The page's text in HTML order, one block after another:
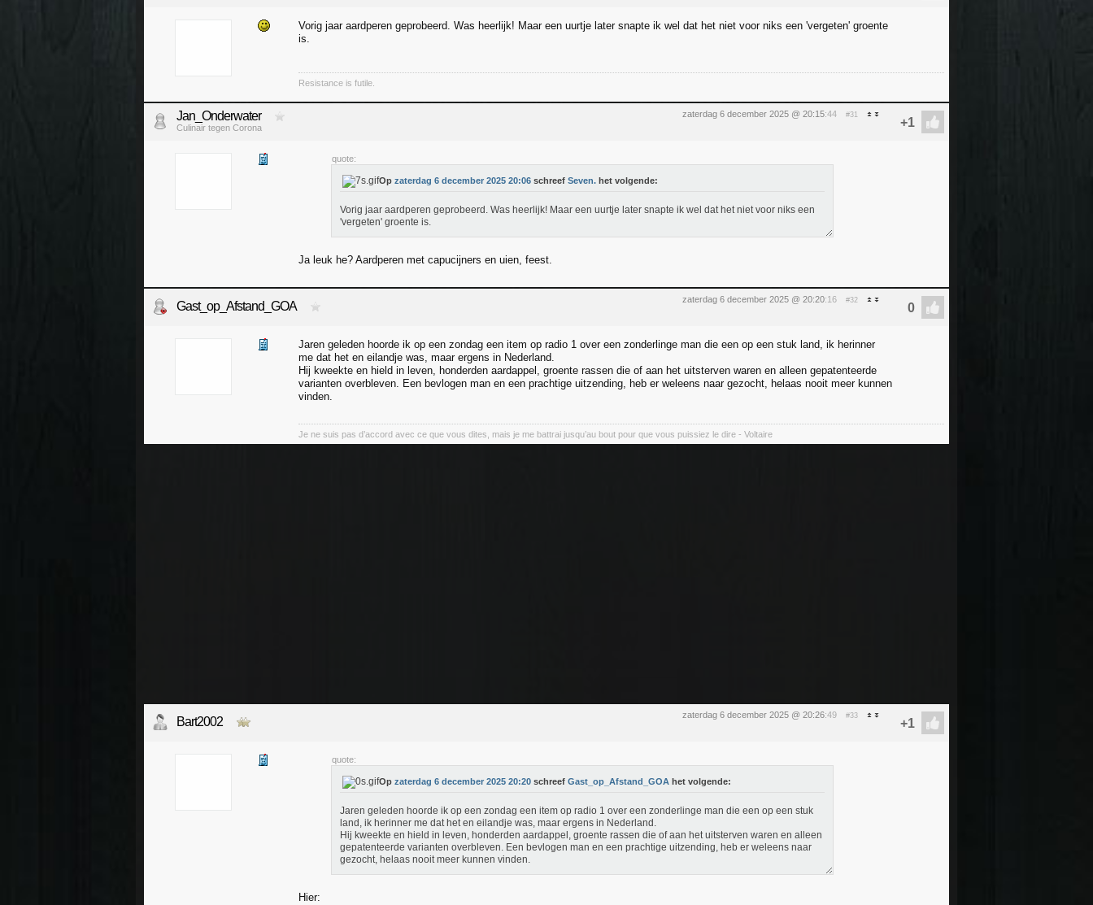
Vorig jaar aardperen geprobeerd. Was heerlijk! Maar een uurtje later snapte ik wel dat het niet voor niks een 'vergeten' groente
is.
Resistance is futile.
zaterdag 6 december 2025 @ 20:15:44 #31
Jan_Onderwater
Culinair tegen Corona
quote:
Op zaterdag 6 december 2025 20:06 schreef Seven. het volgende:
Vorig jaar aardperen geprobeerd. Was heerlijk! Maar een uurtje later snapte ik wel dat het niet voor niks een
'vergeten' groente is.
Ja leuk he? Aardperen met capucijners en uien, feest.
zaterdag 6 december 2025 @ 20:20:16 #32
Gast_op_Afstand_GOA
Jaren geleden hoorde ik op een zondag een item op radio 1 over een zonderlinge man die een op een stuk land, ik herinner
me dat het en eilandje was, maar ergens in Nederland.
Hij kweekte en hield in leven, honderden aardappel, groente rassen die of aan het uitsterven waren en alleen gepatenteerde
varianten overbleven. Een bevlogen man en een prachtige uitzending, heb er weleens naar gezocht, helaas nooit meer kunnen
vinden.
Je ne suis pas d’accord avec ce que vous dites, mais je me battrai jusqu’au bout pour que vous puissiez le dire - Voltaire
zaterdag 6 december 2025 @ 20:26:49 #33
Bart2002
quote:
Op zaterdag 6 december 2025 20:20 schreef Gast_op_Afstand_GOA het volgende:
Jaren geleden hoorde ik op een zondag een item op radio 1 over een zonderlinge man die een op een stuk
land, ik herinner me dat het en eilandje was, maar ergens in Nederland.
Hij kweekte en hield in leven, honderden aardappel, groente rassen die of aan het uitsterven waren en alleen
gepatenteerde varianten overbleven. Een bevlogen man en een prachtige uitzending, heb er weleens naar
gezocht, helaas nooit meer kunnen vinden.
Hier: